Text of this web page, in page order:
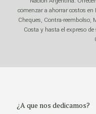
Potencia Alta
Potencia Media
Radiadores
Radiadores Eléctricos
Radiadores
Fan Coil
Suelo Radiante
Calentadores de
Climatizadores de
Paneles Solares
Termotanque Solar
comenzar a ahorrar costos
Cheques, Contra-reembolso,
Costa y hasta el expreso
¿A que nos dedicamos?